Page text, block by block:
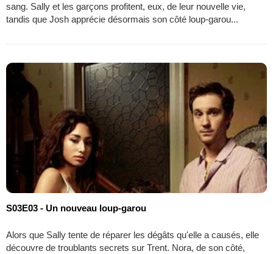
sang. Sally et les garçons profitent, eux, de leur nouvelle vie,
tandis que Josh apprécie désormais son côté loup-garou...
S03E03 - Un nouveau loup-garou
Alors que Sally tente de réparer les dégâts qu'elle a causés, elle
découvre de troublants secrets sur Trent. Nora, de son côté,